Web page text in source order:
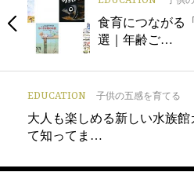
食育につながる
選｜年齢ご…
EDUCATION 子供の五感を育てる
大人も楽しめる新しい水族館
て知ってま…